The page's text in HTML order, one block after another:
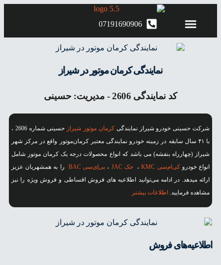
07191690906
نمایندگی کرمان موتور در شیراز
کد نمایندگی 2606 - مدیریت: حسینی
شرکت حسینی خودرو شیراز نمایندگیکرمان موتور شیراز
حسینی شماره 2606 ،
با ۴۱ سال سابقه در زمینه خودرو نمایندگی معتبر کرمان‌موتور واقع در مرکز شهر
شیراز (چهارراه بنفشه) می باشد که انواع محصولات درجه یک کرمان موتور شامل
انواع خودروکی‌ام‌سی KMC ،جک JAC ، بی‌اِی‌سی BAC
را به همشهریان عزیز
ارائه میدهد. در ادامه می‌توانید اطلاعیه های فروش اقساطی و فروش ویژه را نیز
مشاهده فرمایید. اطلاعات بیشتر
اطلاعیه‌های فروش